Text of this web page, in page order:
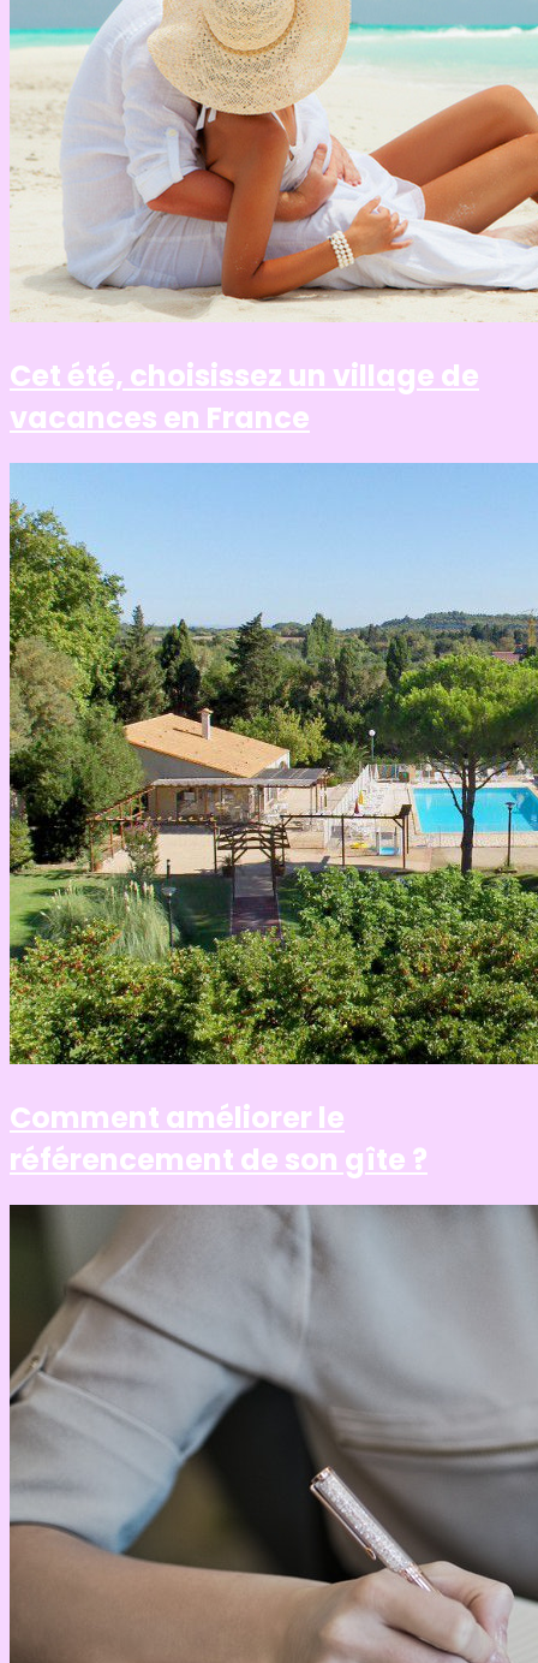
Cet été, choisissez un village de
vacances en France
Comment améliorer le
référencement de son gîte ?